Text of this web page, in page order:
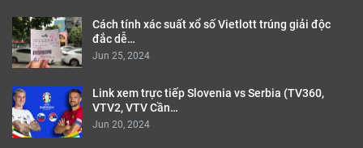
Cách tính xác suất xổ số Vietlott trúng giải độc
đắc dễ…
Jun 25, 2024
Link xem trực tiếp Slovenia vs Serbia (TV360,
VTV2, VTV Cần…
Jun 20, 2024